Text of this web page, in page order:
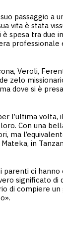
passaggio a
vita è stata
spesa tra due
professionale
Veroli,
zelo
dove si è
l’ultima
Con una
ma
in
ci
significato di
di compiere